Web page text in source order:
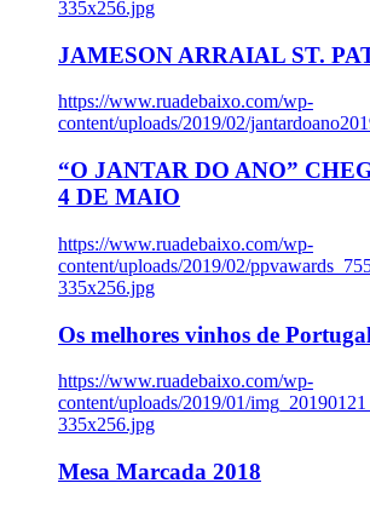
335x256.jpg
JAMESON ARRAIAL ST.
https://www.ruadebaixo.com/wp-
content/uploads/2019/02/
“O JANTAR DO ANO”
4 DE MAIO
https://www.ruadebaixo.com/wp-
content/uploads/2019/02/
335x256.jpg
Os melhores vinhos de Portugal
https://www.ruadebaixo.com/wp-
content/uploads/2019/01/
335x256.jpg
Mesa Marcada 2018